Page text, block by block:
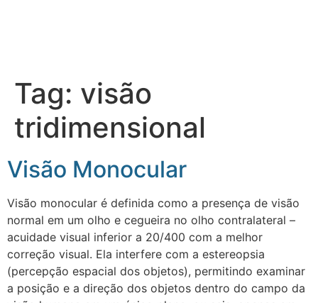
Tag: visão
tridimensional
Visão Monocular
Visão monocular é definida como a presença de visão
normal em um olho e cegueira no olho contralateral –
acuidade visual inferior a 20/400 com a melhor
correção visual. Ela interfere com a estereopsia
(percepção espacial dos objetos), permitindo examinar
a posição e a direção dos objetos dentro do campo da